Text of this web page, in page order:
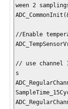
ween 2
//Enable
// use channel
s